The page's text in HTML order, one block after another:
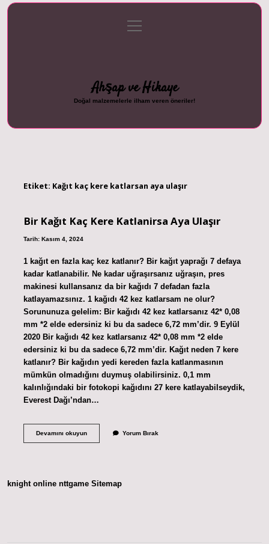
Gizlilik Politikası
menüyü
aç
Ahşap ve Hikaye
Doğal malzemelerle ilham veren öneriler!
Etiket: Kağıt kaç kere katlarsan aya ulaşır
Bir Kağıt Kaç Kere Katlanirsa Aya Ulaşır
Tarih: Kasım 4, 2024
1 kağıt en fazla kaç kez katlanır? Bir kağıt yaprağı 7 defaya
kadar katlanabilir. Ne kadar uğraşırsanız uğraşın, pres
makinesi kullansanız da bir kağıdı 7 defadan fazla
katlayamazsınız. 1 kağıdı 42 kez katlarsam ne olur?
Sorununuza gelelim: Bir kağıdı 42 kez katlarsanız 42* 0,08
mm *2 elde edersiniz ki bu da sadece 6,72 mm’dir. 9 Eylül
2020 Bir kağıdı 42 kez katlarsanız 42* 0,08 mm *2 elde
edersiniz ki bu da sadece 6,72 mm’dir. Kağıt neden 7 kere
katlanır? Bir kağıdın yedi kereden fazla katlanmasının
mümkün olmadığını duymuş olabilirsiniz. 0,1 mm
kalınlığındaki bir fotokopi kağıdını 27 kere katlayabilseydik,
Everest Dağı’ndan…
Devamını okuyunBir
Ulaşır
Yorum Bırak
knight online nttgame Sitemap